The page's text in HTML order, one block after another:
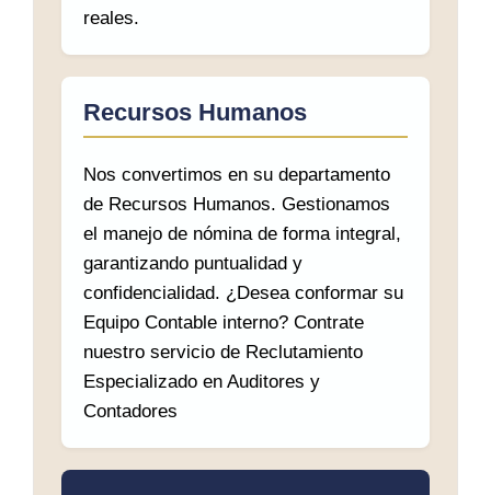
reales.
Recursos Humanos
Nos convertimos en su departamento
de Recursos Humanos. Gestionamos
el manejo de nómina de forma integral,
garantizando puntualidad y
confidencialidad. ¿Desea conformar su
Equipo Contable interno? Contrate
nuestro servicio de Reclutamiento
Especializado en Auditores y
Contadores